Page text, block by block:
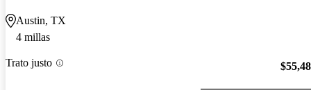
Austin, TX
4 millas
Trato justo